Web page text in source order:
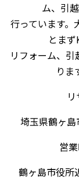
ム、引
行っています。
とま
リフォーム、
りま
埼玉県鶴ヶ
営
鶴ヶ島市役所